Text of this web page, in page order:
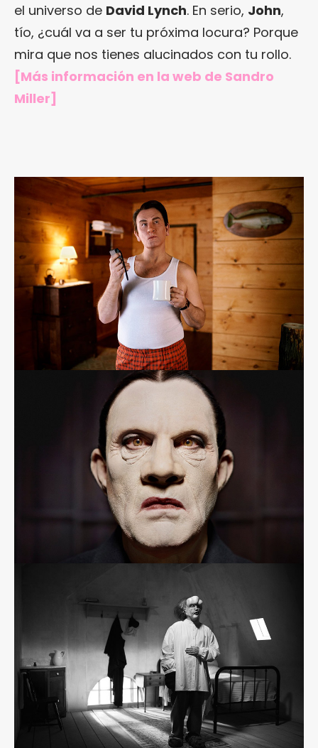
el universo de David Lynch. En serio, John,
tío, ¿cuál va a ser tu próxima locura? Porque
mira que nos tienes alucinados con tu rollo.
[Más información en la web de Sandro
Miller]